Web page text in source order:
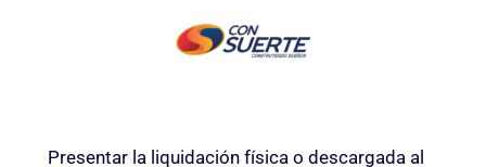
Presentar la liquidación física o descargada al